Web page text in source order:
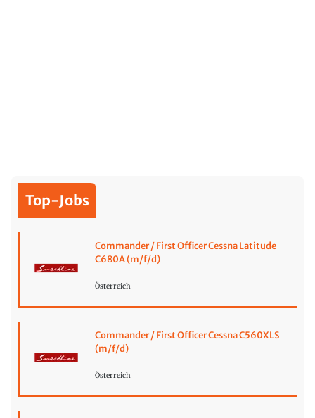
Top-Jobs
Commander / First Officer Cessna Latitude
C680A (m/f/d)
Österreich
Commander / First Officer Cessna C560XLS
(m/f/d)
Österreich